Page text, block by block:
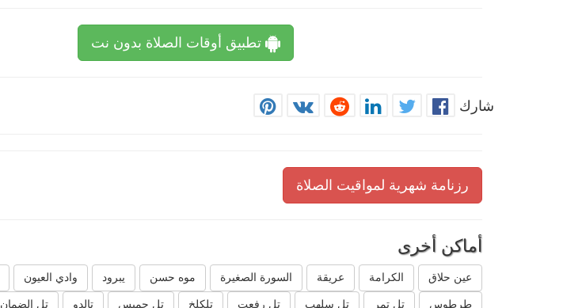
تطبيق أوقات الصلاة بدون نت
شارك
رزنامة شهرية لمواقيت الصلاة
أماكن أخرى
عين حلاق الكرامة عريقة السورة الصغيرة موه حسن يبرود وادي العيون
طرطوس تل تمر تل سلهب تل رفعت تلكلخ تل حميس تالدو تل الضمان